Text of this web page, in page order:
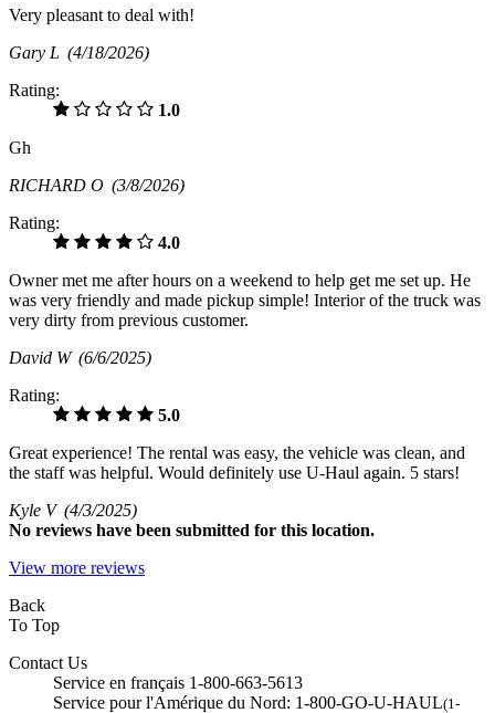
Very pleasant to deal with!
Gary L (4/18/2026)
Rating:
1.0
Gh
RICHARD O (3/8/2026)
Rating:
4.0
Owner met me after hours on a weekend to help get me set up. He
was very friendly and made pickup simple! Interior of the truck was
very dirty from previous customer.
David W (6/6/2025)
Rating:
5.0
Great experience! The rental was easy, the vehicle was clean, and
the staff was helpful. Would definitely use U-Haul again. 5 stars!
Kyle V (4/3/2025)
No reviews have been submitted for this location.
View more reviews
Back
To Top
Contact Us
Service en français 1-800-663-5613
Service pour l'Amérique du Nord: 1-800-GO-U-HAUL(1-